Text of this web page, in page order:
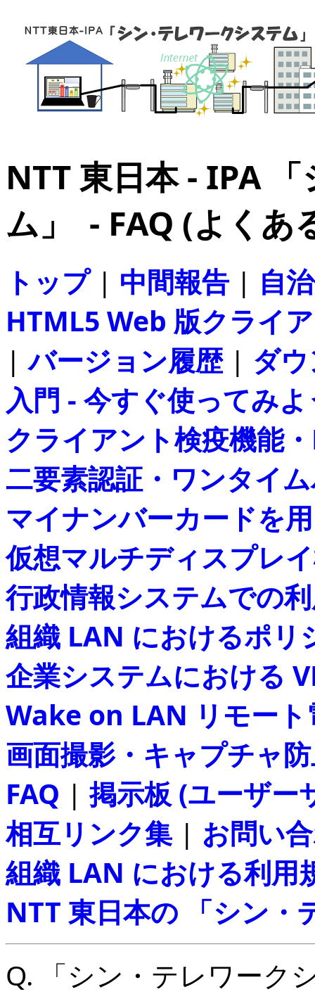
NTT 東日本 - IPA
ム」 - FAQ (よくあ
トップ| 中間報告| 自
HTML5 Web 版クライ
|バージョン履歴| ダ
入門 - 今すぐ使ってみ
クライアント検疫機能
二要素認証・ワンタイ
マイナンバーカードを
仮想マルチディスプレ
行政情報システムでの
組織 LAN におけるポリ
企業システムにおける
Wake on LAN リモート
画面撮影・キャプチャ
FAQ |掲示板 (ユーザー
相互リンク集 | お問い
組織 LAN における利用
NTT 東日本の 「シン・
Q. 「シン・テレワーク